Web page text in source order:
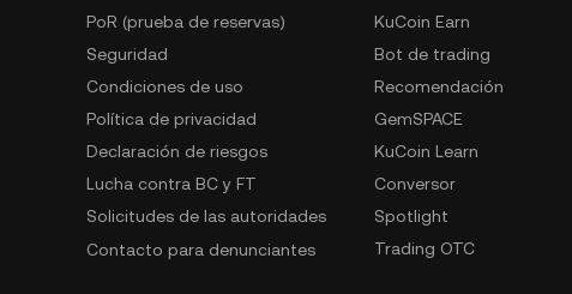
PoR (prueba de reservas)
Seguridad
Condiciones de uso
Política de privacidad
Declaración de riesgos
Lucha contra BC y FT
Solicitudes de las autoridades
Contacto para denunciantes
KuCoin Earn
Bot de trading
Recomendación
GemSPACE
KuCoin Learn
Conversor
Spotlight
Trading OTC